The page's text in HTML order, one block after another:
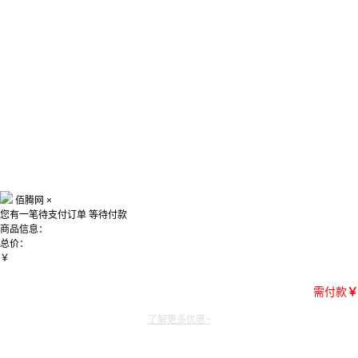
佰腾网 ×
您有一笔待支付订单 等待付款
商品信息：
总价：
￥
需付款￥
了解更多优惠~